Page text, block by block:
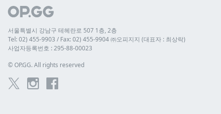
서울특별시 강남구 테헤란로 507 1층, 2층
Tel: 02) 455-9903 / Fax: 02) 455-9904 ㈜오피지지 (대표자 : 최상락)
사업자등록번호 : 295-88-00023
© OP.GG. All rights reserved